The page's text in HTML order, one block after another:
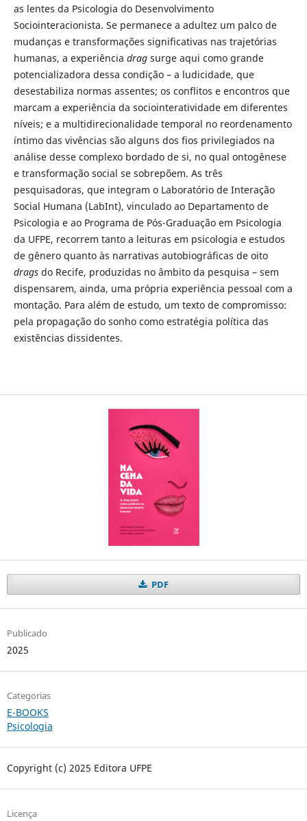
as lentes da Psicologia do Desenvolvimento
Sociointeracionista. Se permanece a adultez um palco de
mudanças e transformações significativas nas trajetórias
humanas, a experiência dragsurge aqui como grande
potencializadora dessa condição – a ludicidade, que
desestabiliza normas assentes; os conflitos e encontros que
marcam a experiência da sociointeratividade em diferentes
níveis; e a multidirecionalidade temporal no reordenamento
íntimo das vivências são alguns dos fios privilegiados na
análise desse complexo bordado de si, no qual ontogênese
e transformação social se sobrepõem. As três
pesquisadoras, que integram o Laboratório de Interação
Social Humana (LabInt), vinculado ao Departamento de
Psicologia e ao Programa de Pós-Graduação em Psicologia
da UFPE, recorrem tanto a leituras em psicologia e estudos
de gênero quanto às narrativas autobiográficas de oito
drags do Recife, produzidas no âmbito da pesquisa – sem
dispensarem, ainda, uma própria experiência pessoal com a
montação. Para além de estudo, um texto de compromisso:
pela propagação do sonho como estratégia política das
existências dissidentes.
PDF
Publicado
2025
Categorias
E-BOOKS
Psicologia
Copyright (c) 2025 Editora UFPE
Licença